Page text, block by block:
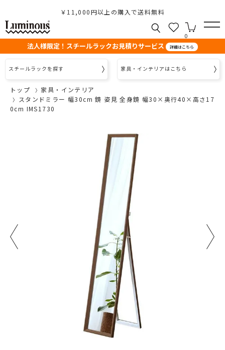
￥11,000円以上の購入で送料無料
0
法人様限定！スチールラックお見積りサービス 詳細はこちら
スチールラックを探す 家具・インテリアはこちら
トップ
家具・インテリア
スタンドミラー 幅30cm 鏡 姿見 全身鏡 幅30×奥行40×高さ17
0cm IMS1730